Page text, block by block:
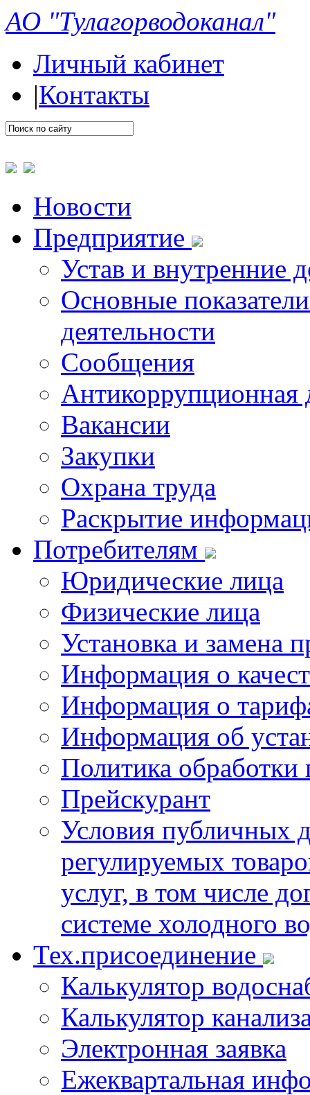
АО "Тулагорводоканал"
Личный кабинет
|Контакты
Новости
Предприятие
Устав и внутренние
Основные
деятельности
Сообщения
Антикоррупционная
Вакансии
Закупки
Охрана труда
Раскрытие
Потребителям
Юридические лица
Физические лица
Установка и замена
Информация о
Информация о
Информация об
Политика
Прейскурант
Условия публичных
регулируемых
услуг, в том числе
системе холодного
Тех.присоединение
Калькулятор
Калькулятор
Электронная заявка
Ежеквартальная